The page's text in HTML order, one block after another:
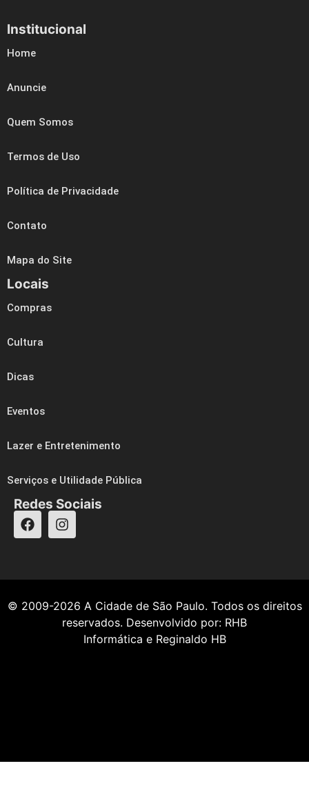
Institucional
Home
Anuncie
Quem Somos
Termos de Uso
Política de Privacidade
Contato
Mapa do Site
Locais
Compras
Cultura
Dicas
Eventos
Lazer e Entretenimento
Serviços e Utilidade Pública
Redes Sociais
© 2009-2026 A Cidade de São Paulo. Todos os direitos
reservados. Desenvolvido por: RHB
Informática e Reginaldo HB